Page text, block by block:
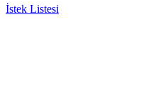
İstek Listesi